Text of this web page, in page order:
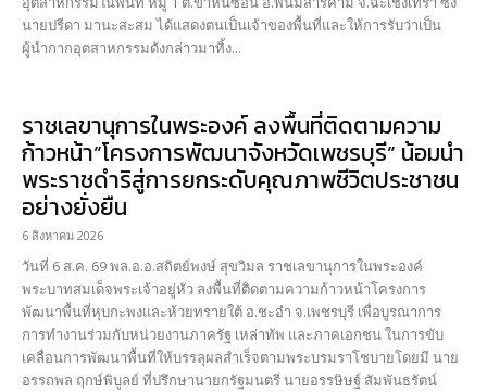
นายปรีดา มานะสะสม ได้แสดงตนเป็นเจ้าของพื้นที่และให้การรับว่าเป็น
ผู้นำกากอุตสาหกรรมดังกล่าวมาทิ้ง...
ราชเลขานุการในพระองค์ ลงพื้นที่ติดตามความ
ก้าวหน้า”โครงการพัฒนาจังหวัดเพชรบุรี” น้อมนำ
พระราชดำริสู่การยกระดับคุณภาพชีวิตประชาชน
อย่างยั่งยืน
6 สิงหาคม 2026
วันที่ 6 ส.ค. 69 พล.อ.อ.สถิตย์พงษ์ สุขวิมล ราชเลขานุการในพระองค์
พระบาทสมเด็จพระเจ้าอยู่หัว ลงพื้นที่ติดตามความก้าวหน้าโครงการ
พัฒนาพื้นที่หุบกะพงและห้วยทรายใต้ อ.ชะอำ จ.เพชรบุรี เพื่อบูรณาการ
การทำงานร่วมกับหน่วยงานภาครัฐ เหล่าทัพ และภาคเอกชน ในการขับ
เคลื่อนการพัฒนาพื้นที่ให้บรรลุผลสำเร็จตามพระบรมราโชบายโดยมี นาย
อรรถพล ฤกษ์พิบูลย์ ที่ปรึกษานายกรัฐมนตรี นายอรรษิษฐ์ สัมพันธรัตน์